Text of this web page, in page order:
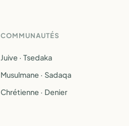
COMMUNAUTÉS
Juive · Tsedaka
Musulmane · Sadaqa
Chrétienne · Denier